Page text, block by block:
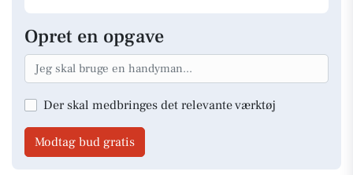
Opret en opgave
Der skal medbringes det relevante værktøj
Modtag bud gratis